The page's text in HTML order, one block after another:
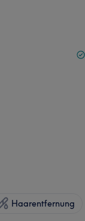
Haarentfernung